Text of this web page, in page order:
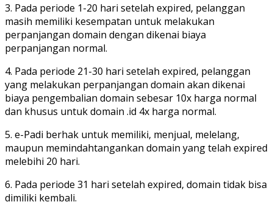
3. Pada periode 1-20 hari setelah expired, pelanggan
masih memiliki kesempatan untuk melakukan
perpanjangan domain dengan dikenai biaya
perpanjangan normal.
4. Pada periode 21-30 hari setelah expired, pelanggan
yang melakukan perpanjangan domain akan dikenai
biaya pengembalian domain sebesar 10x harga normal
dan khusus untuk domain .id 4x harga normal.
5. e-Padi berhak untuk memiliki, menjual, melelang,
maupun memindahtangankan domain yang telah expired
melebihi 20 hari.
6. Pada periode 31 hari setelah expired, domain tidak bisa
dimiliki kembali.